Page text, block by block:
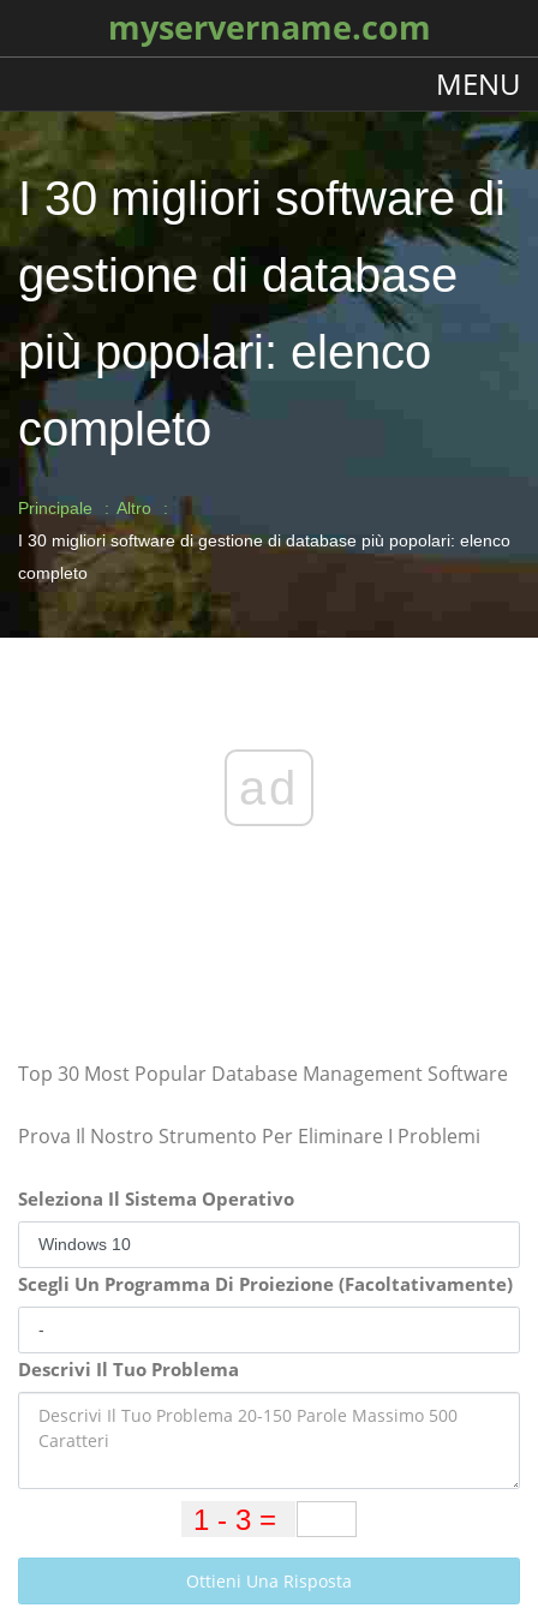
myservername.com
MENU
I 30 migliori software di
gestione di database
più popolari: elenco
completo
Principale
Altro
I 30 migliori software di gestione di database più popolari: elenco
completo
ad
Top 30 Most Popular Database Management Software
Prova Il Nostro Strumento Per Eliminare I Problemi
Seleziona Il Sistema Operativo
Scegli Un Programma Di Proiezione (Facoltativamente)
Descrivi Il Tuo Problema
Ottieni Una Risposta